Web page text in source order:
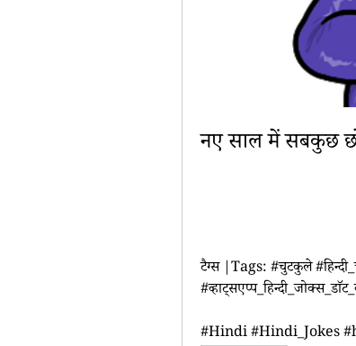
नए साल में सबकुछ
टैग्स |Tags: #चुटकुले
#Hindi #Hindi_Jokes